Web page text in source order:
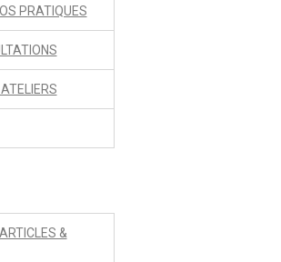
PRATIQUES
&